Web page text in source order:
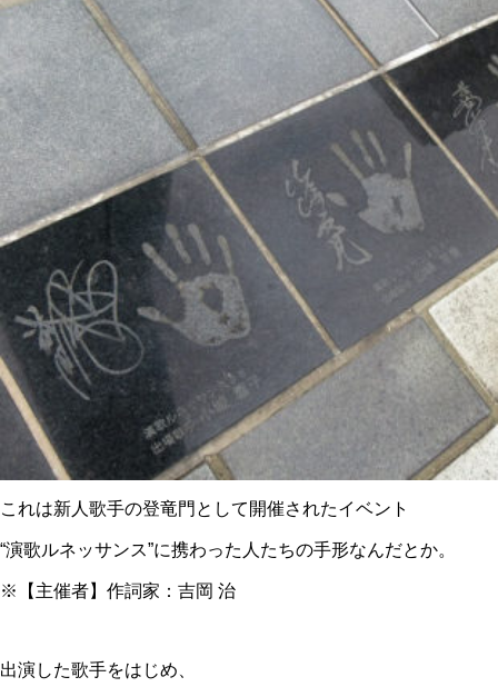
これは新人歌手の登竜門として開催されたイベント
“演歌ルネッサンス”に携わった人たちの手形なんだとか。
※【主催者】作詞家：吉岡 治
出演した歌手をはじめ、